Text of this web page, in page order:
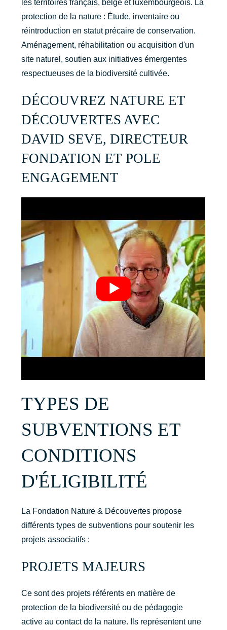
les territoires français, belge et luxembourgeois. La
protection de la nature : Étude, inventaire ou
réintroduction en statut précaire de conservation.
Aménagement, réhabilitation ou acquisition d'un
site naturel, soutien aux initiatives émergentes
respectueuses de la biodiversité cultivée.
DÉCOUVREZ NATURE ET
DÉCOUVERTES AVEC
DAVID SEVE, DIRECTEUR
FONDATION ET POLE
ENGAGEMENT
TYPES DE
SUBVENTIONS ET
CONDITIONS
D'ÉLIGIBILITÉ
La Fondation Nature & Découvertes propose
différents types de subventions pour soutenir les
projets associatifs :
PROJETS MAJEURS
Ce sont des projets référents en matière de
protection de la biodiversité ou de pédagogie
active au contact de la nature. Ils représentent une